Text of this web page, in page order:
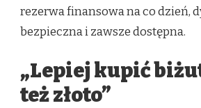
rezerwa finansowa na co dzień,
bezpieczna i zawsze dostępna.
„Lepiej kupić
też złoto”